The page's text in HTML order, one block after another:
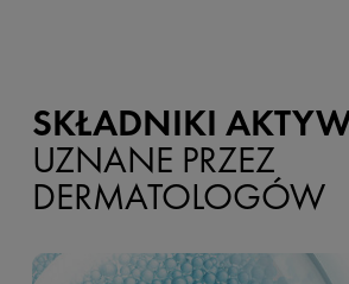
SKŁADNIKI
UZNANE PRZEZ
DERMATOLOGÓW